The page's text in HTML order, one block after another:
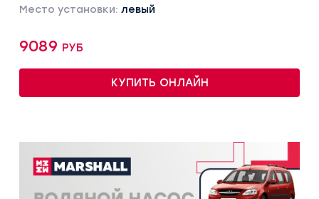
Место установки: левый
9089 руб
КУПИТЬ ОНЛАЙН